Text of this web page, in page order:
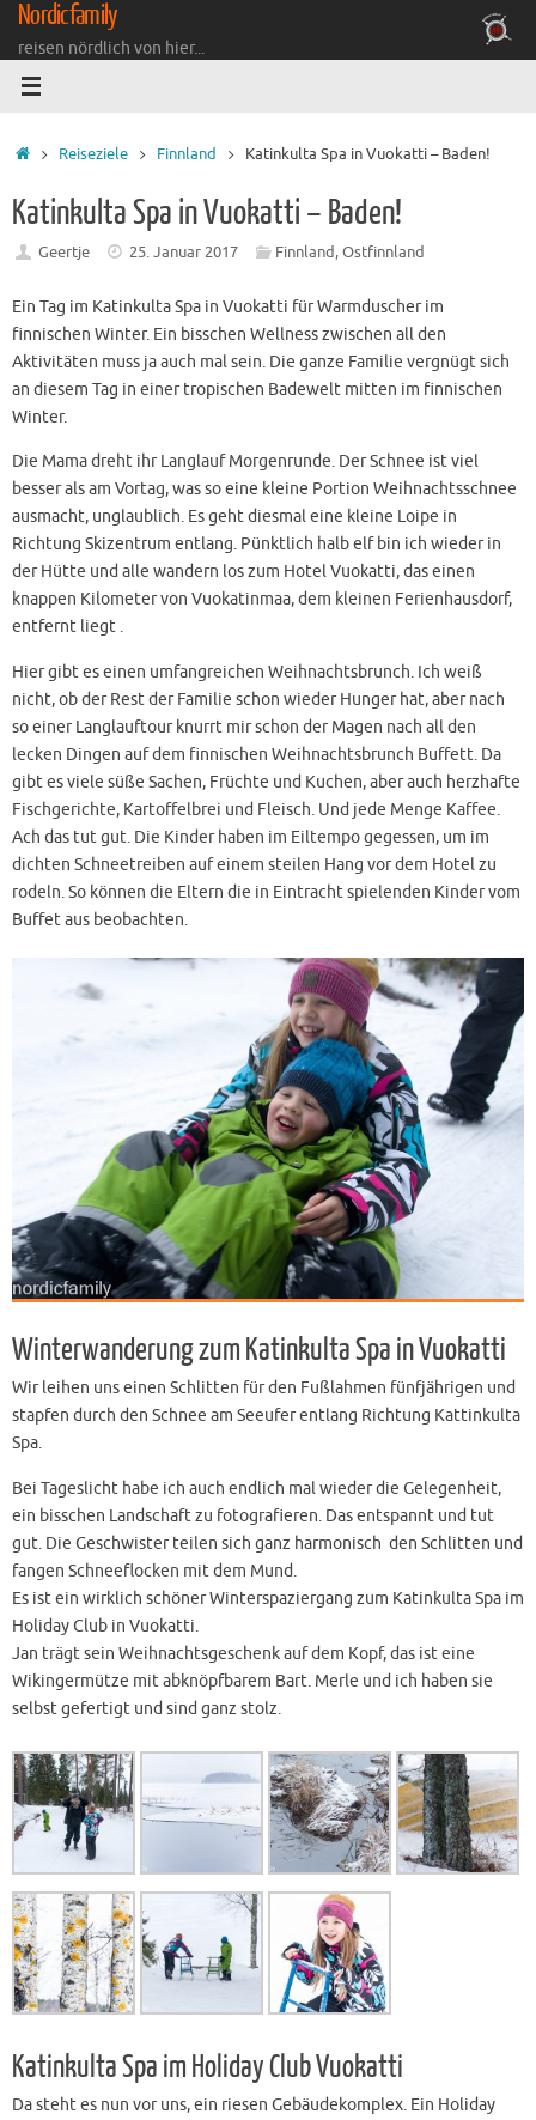
Zum
Inhalt
springen
Nordicfamily
reisen nördlich von hier...
Startseite
Reiseziele Finnland Katinkulta Spa in Vuokatti – Baden!
Katinkulta Spa in Vuokatti – Baden!
Geertje 25. Januar 2017 Finnland,Ostfinnland
Ein Tag im Katinkulta Spa in Vuokatti für Warmduscher im
finnischen Winter. Ein bisschen Wellness zwischen all den
Aktivitäten muss ja auch mal sein. Die ganze Familie vergnügt sich
an diesem Tag in einer tropischen Badewelt mitten im finnischen
Winter.
Die Mama dreht ihr Langlauf Morgenrunde. Der Schnee ist viel
besser als am Vortag, was so eine kleine Portion Weihnachtsschnee
ausmacht, unglaublich. Es geht diesmal eine kleine Loipe in
Richtung Skizentrum entlang. Pünktlich halb elf bin ich wieder in
der Hütte und alle wandern los zum Hotel Vuokatti, das einen
knappen Kilometer von Vuokatinmaa, dem kleinen Ferienhausdorf,
entfernt liegt .
Hier gibt es einen umfangreichen Weihnachtsbrunch. Ich weiß
nicht, ob der Rest der Familie schon wieder Hunger hat, aber nach
so einer Langlauftour knurrt mir schon der Magen nach all den
lecken Dingen auf dem finnischen Weihnachtsbrunch Buffett. Da
gibt es viele süße Sachen, Früchte und Kuchen, aber auch herzhafte
Fischgerichte, Kartoffelbrei und Fleisch. Und jede Menge Kaffee.
Ach das tut gut. Die Kinder haben im Eiltempo gegessen, um im
dichten Schneetreiben auf einem steilen Hang vor dem Hotel zu
rodeln. So können die Eltern die in Eintracht spielenden Kinder vom
Buffet aus beobachten.
Winterwanderung zum Katinkulta Spa in Vuokatti
Wir leihen uns einen Schlitten für den Fußlahmen fünfjährigen und
stapfen durch den Schnee am Seeufer entlang Richtung Kattinkulta
Spa.
Bei Tageslicht habe ich auch endlich mal wieder die Gelegenheit,
ein bisschen Landschaft zu fotografieren. Das entspannt und tut
gut. Die Geschwister teilen sich ganz harmonisch den Schlitten und
fangen Schneeflocken mit dem Mund.
Es ist ein wirklich schöner Winterspaziergang zum Katinkulta Spa im
Holiday Club in Vuokatti.
Jan trägt sein Weihnachtsgeschenk auf dem Kopf, das ist eine
Wikingermütze mit abknöpfbarem Bart. Merle und ich haben sie
selbst gefertigt und sind ganz stolz.
Katinkulta Spa im Holiday Club Vuokatti
Da steht es nun vor uns, ein riesen Gebäudekomplex. Ein Holiday